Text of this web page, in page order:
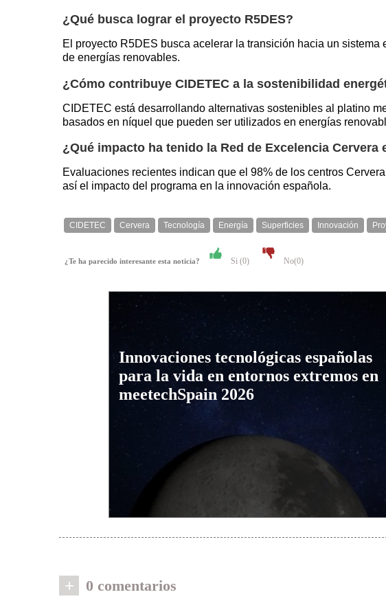
¿Qué busca lograr el proyecto R5DES?
El proyecto R5DES busca acelerar la transición hacia un
de energías renovables.
¿Cómo contribuye CIDETEC a la sostenibilidad
CIDETEC está desarrollando alternativas sostenibles al platino
basados en níquel que pueden ser utilizados en energías
¿Qué impacto ha tenido la Red de Excelencia
Evaluaciones recientes indican que el 98% de los centros
así el impacto del programa en la innovación española.
CIDETEC Cervera Tecnología Energía Superficies Innovación
¿Te ha parecido interesante esta noticia? Si (0) No(0)
Innovaciones tecnológicas españolas
para la vida en entornos extremos en
meetechSpain 2026
+ 0 comentarios